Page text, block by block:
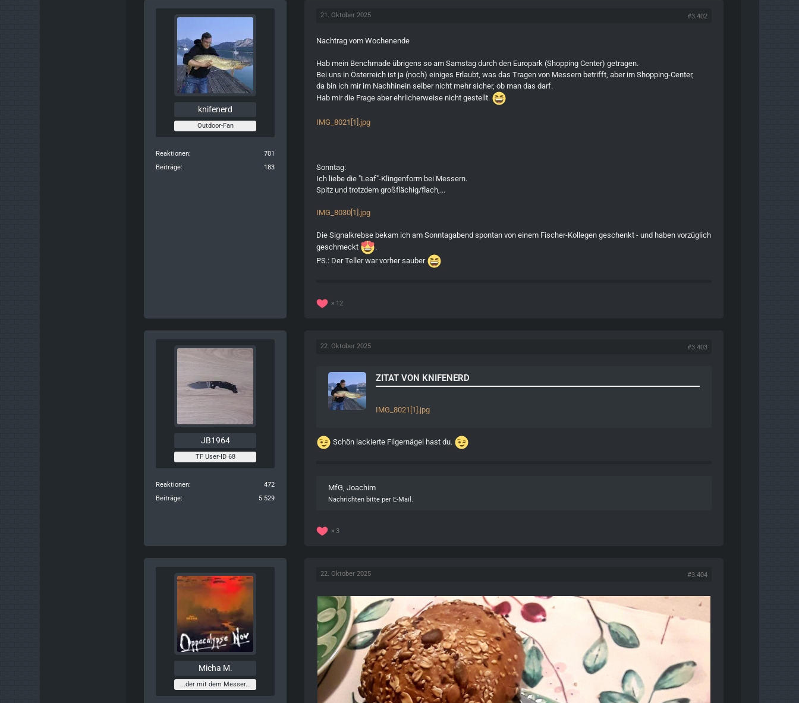
knifenerd
Outdoor-Fan
Reaktionen
701
Beiträge
183
21. Oktober 2025 #3.402
Nachtrag vom Wochenende
Hab mein Benchmade übrigens so am Samstag durch den Europark (Shopping Center) getragen.
Bei uns in Österreich ist ja (noch) einiges Erlaubt, was das Tragen von Messern betrifft, aber im Shopping-Center,
da bin ich mir im Nachhinein selber nicht mehr sicher, ob man das darf.
Hab mir die Frage aber ehrlicherweise nicht gestellt.
IMG_8021[1].jpg
Sonntag:
Ich liebe die "Leaf"-Klingenform bei Messern.
Spitz und trotzdem großflächig/flach,...
IMG_8030[1].jpg
Die Signalkrebse bekam ich am Sonntagabend spontan von einem Fischer-Kollegen geschenkt - und haben vorzüglich
geschmeckt
.
PS.: Der Teller war vorher sauber
12
JB1964
TF User-ID 68
Reaktionen
472
Beiträge
5.529
22. Oktober 2025 #3.403
ZITAT VON KNIFENERD
IMG_8021[1].jpg
Schön lackierte Filgernägel hast du.
MfG, Joachim
Nachrichten bitte per E-Mail.
3
Micha M.
...der mit dem Messer...
22. Oktober 2025 #3.404